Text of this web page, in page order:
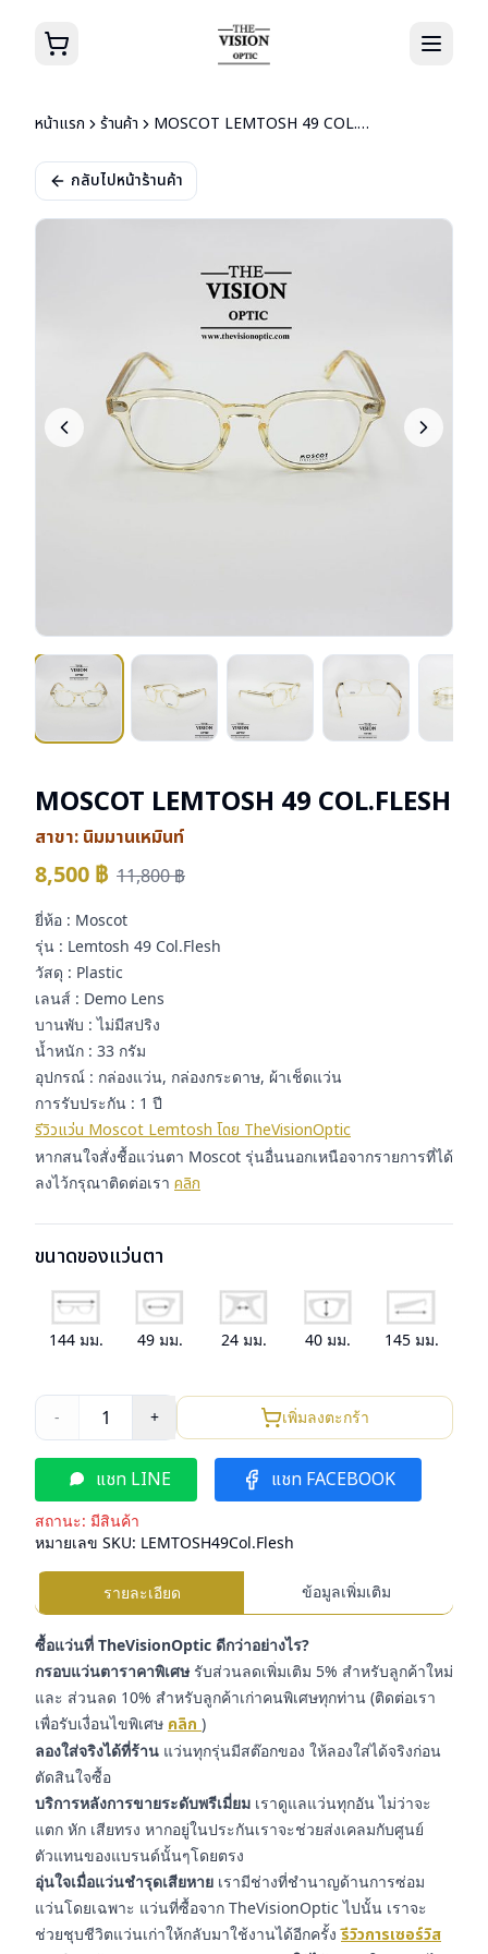
หน้าแรก ร้านค้า MOSCOT LEMTOSH 49 COL.FLESH
กลับไปหน้าร้านค้า
MOSCOT LEMTOSH 49 COL.FLESH
สาขา: นิมมานเหมินท์
8,500 ฿ 11,800฿
ยี่ห้อ : Moscot
รุ่น : Lemtosh 49 Col.Flesh
วัสดุ : Plastic
เลนส์ : Demo Lens
บานพับ : ไม่มีสปริง
น้ำหนัก : 33 กรัม
อุปกรณ์ : กล่องแว่น, กล่องกระดาษ, ผ้าเช็ดแว่น
การรับประกัน : 1 ปี
รีวิวแว่น Moscot Lemtosh โดย TheVisionOptic
หากสนใจสั่งชื้อแว่นตา Moscot รุ่นอื่นนอกเหนือจากรายการที่ได้
ลงไว้กรุณาติดต่อเรา คลิก
ขนาดของแว่นตา
144 มม. 49 มม. 24มม. 40มม. 145มม.
- 1 + เพิ่มลงตะกร้า
แชท LINE แชท FACEBOOK
สถานะ: มีสินค้า
หมายเลข SKU: LEMTOSH49Col.Flesh
รายละเอียด ข้อมูลเพิ่มเติม
ซื้อแว่นที่ TheVisionOptic ดีกว่าอย่างไร?
กรอบแว่นตาราคาพิเศษ รับส่วนลดเพิ่มเติม 5% สำหรับลูกค้าใหม่
และ ส่วนลด 10% สำหรับลูกค้าเก่าคนพิเศษทุกท่าน (ติดต่อเรา
เพื่อรับเงื่อนไขพิเศษ คลิก )
ลองใส่จริงได้ที่ร้าน แว่นทุกรุ่นมีสต๊อกของ ให้ลองใส่ได้จริงก่อน
ตัดสินใจซื้อ
บริการหลังการขายระดับพรีเมี่ยม เราดูแลแว่นทุกอัน ไม่ว่าจะ
แตก หัก เสียทรง หากอยู่ในประกันเราจะช่วยส่งเคลมกับศูนย์
ตัวแทนของแบรนด์นั้นๆโดยตรง
อุ่นใจเมื่อแว่นชำรุดเสียหาย เรามีช่างที่ชำนาญด้านการซ่อม
แว่นโดยเฉพาะ แว่นที่ซื้อจาก TheVisionOptic ไปนั้น เราจะ
ช่วยชุบชีวิตแว่นเก่าให้กลับมาใช้งานได้อีกครั้งรีวิวการเซอร์วิส